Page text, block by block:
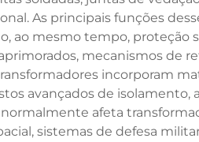
As principais funções
ao mesmo tempo, proteção
mecanismos de
incorporam
avançados de
afeta
sistemas de defesa